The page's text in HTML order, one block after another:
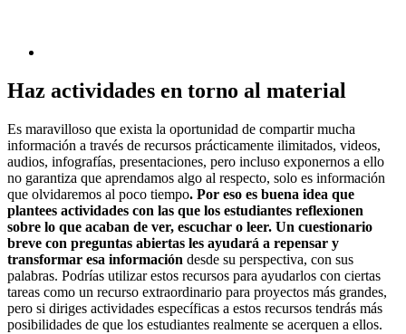
Haz actividades en torno al material
Es maravilloso que exista la oportunidad de compartir mucha
información a través de recursos prácticamente ilimitados, videos,
audios, infografías, presentaciones, pero incluso exponernos a ello
no garantiza que aprendamos algo al respecto, solo es información
que olvidaremos al poco tiempo. Por eso es buena idea que
plantees actividades con las que los estudiantes reflexionen
sobre lo que acaban de ver, escuchar o leer. Un cuestionario
breve con preguntas abiertas les ayudará a repensar y
transformar esa información desde su perspectiva, con sus
palabras. Podrías utilizar estos recursos para ayudarlos con ciertas
tareas como un recurso extraordinario para proyectos más grandes,
pero si diriges actividades específicas a estos recursos tendrás más
posibilidades de que los estudiantes realmente se acerquen a ellos.